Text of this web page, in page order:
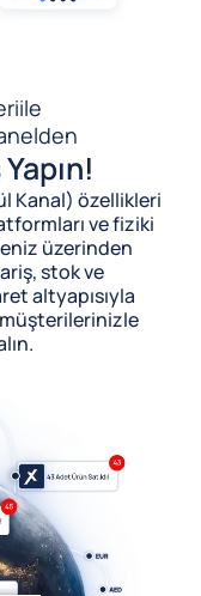
ile
Kanal) özellikleri
ve fiziki
üzerinden
stok ve
altyapısıyla